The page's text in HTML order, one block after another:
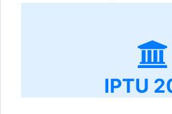
IPTU